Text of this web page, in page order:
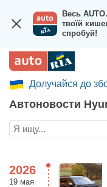
Весь
твоїй
спробуй!
Вход в кабинет
Збір на авто для
Автомобили б/у
Новости
Долучайся до
Автоновости
2026
19 мая